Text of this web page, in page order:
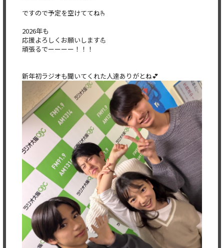
ですので予定を空けててね🫰
2026年も
応援よろしくお願いします💪
頑張るでーーーー！！！
新年初ラジオも聞いてくれた人達ありがとね💕︎